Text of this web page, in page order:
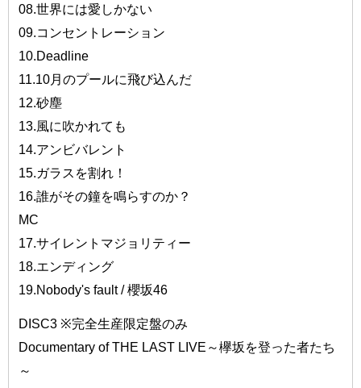
08.世界には愛しかない
09.コンセントレーション
10.Deadline
11.10月のプールに飛び込んだ
12.砂塵
13.風に吹かれても
14.アンビバレント
15.ガラスを割れ！
16.誰がその鐘を鳴らすのか？
MC
17.サイレントマジョリティー
18.エンディング
19.Nobody's fault / 櫻坂46
DISC3 ※完全生産限定盤のみ
Documentary of THE LAST LIVE～欅坂を登った者たち
～